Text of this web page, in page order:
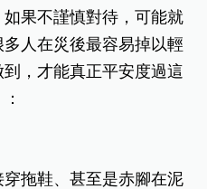
果不謹慎對待，可能就
人在災後最容易掉以輕
，才能真正平安度過這
拖鞋、甚至是赤腳在泥